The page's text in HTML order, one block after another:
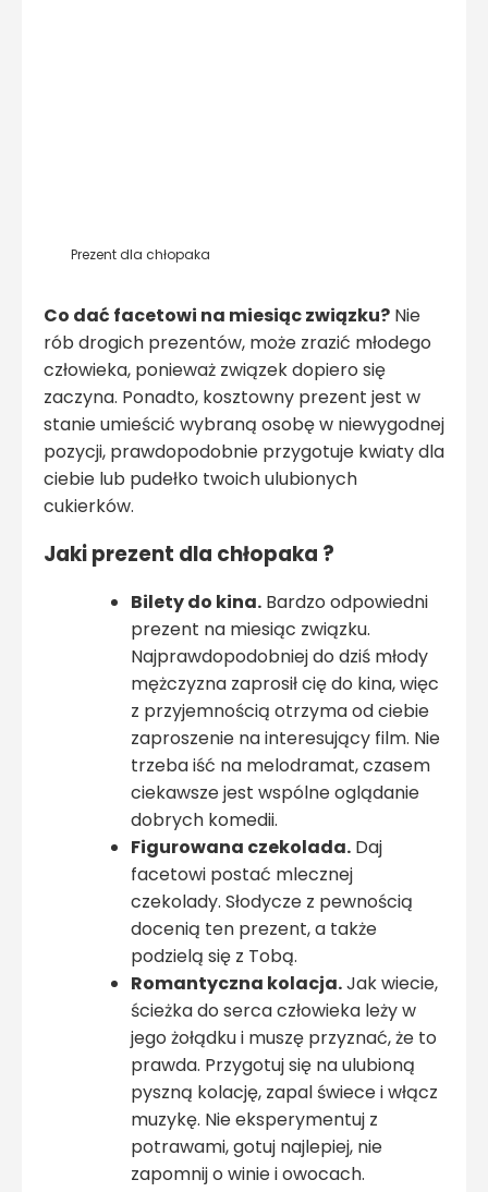
Prezent dla chłopaka
Co dać facetowi na miesiąc związku? Nie
rób drogich prezentów, może zrazić młodego
człowieka, ponieważ związek dopiero się
zaczyna. Ponadto, kosztowny prezent jest w
stanie umieścić wybraną osobę w niewygodnej
pozycji, prawdopodobnie przygotuje kwiaty dla
ciebie lub pudełko twoich ulubionych
cukierków.
Jaki prezent dla chłopaka ?
Bilety do kina. Bardzo odpowiedni
prezent na miesiąc związku.
Najprawdopodobniej do dziś młody
mężczyzna zaprosił cię do kina, więc
z przyjemnością otrzyma od ciebie
zaproszenie na interesujący film. Nie
trzeba iść na melodramat, czasem
ciekawsze jest wspólne oglądanie
dobrych komedii.
Figurowana czekolada. Daj
facetowi postać mlecznej
czekolady. Słodycze z pewnością
docenią ten prezent, a także
podzielą się z Tobą.
Romantyczna kolacja.Jak wiecie,
ścieżka do serca człowieka leży w
jego żołądku i muszę przyznać, że to
prawda. Przygotuj się na ulubioną
pyszną kolację, zapal świece i włącz
muzykę. Nie eksperymentuj z
potrawami, gotuj najlepiej, nie
zapomnij o winie i owocach.